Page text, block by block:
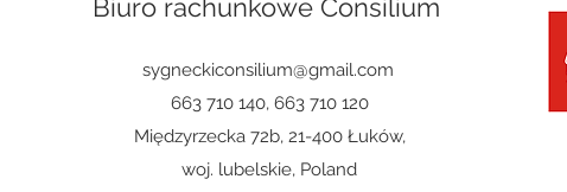
Kto musi prowadzić pełną
Biuro rachunkowe Consilium
sygneckiconsilium@gmail.com
663 710 140, 663 710 120
Międzyrzecka 72b, 21-400 Łuków,
woj. lubelskie, Poland